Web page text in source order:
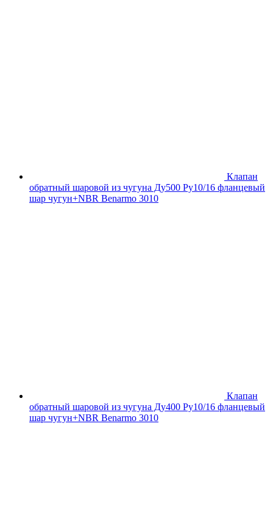
Клапан
обратный шаровой из чугуна Ду500 Ру10/16 фланцевый
шар чугун+NBR Benarmo 3010
Клапан
обратный шаровой из чугуна Ду400 Ру10/16 фланцевый
шар чугун+NBR Benarmo 3010